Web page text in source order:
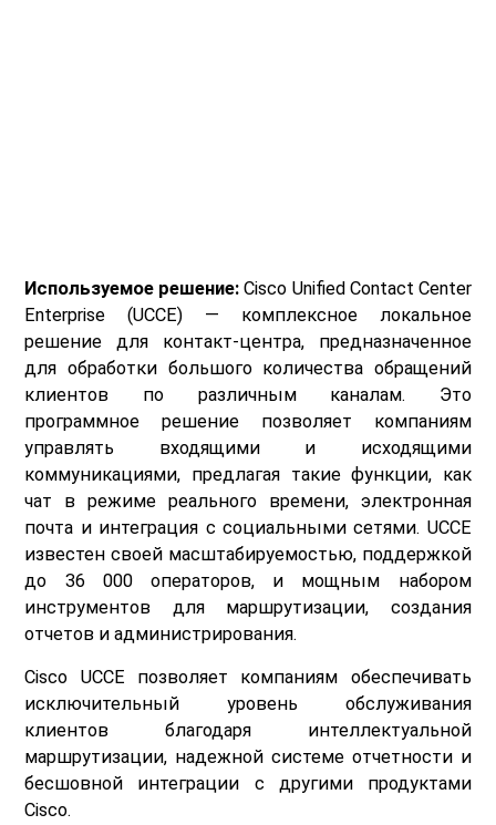
Используемое решение: Cisco Unified Contact Center
Enterprise (UCCE) — комплексное локальное
решение для контакт-центра, предназначенное
для обработки большого количества обращений
клиентов по различным каналам. Это
программное решение позволяет компаниям
управлять входящими и исходящими
коммуникациями, предлагая такие функции, как
чат в режиме реального времени, электронная
почта и интеграция с социальными сетями. UCCE
известен своей масштабируемостью, поддержкой
до 36 000 операторов, и мощным набором
инструментов для маршрутизации, создания
отчетов и администрирования.
Cisco UCCE позволяет компаниям обеспечивать
исключительный уровень обслуживания
клиентов благодаря интеллектуальной
маршрутизации, надежной системе отчетности и
бесшовной интеграции с другими продуктами
Cisco.